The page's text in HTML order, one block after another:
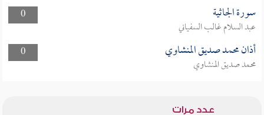
0
سورة الجاثية
عبد السلام غالب السفياني
0
أذان محمد صديق المنشاوي
محمد صديق المنشاوي
عدد مرات